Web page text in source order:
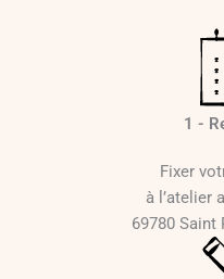
1 -
Fixer
à l’atelier
69780 Saint